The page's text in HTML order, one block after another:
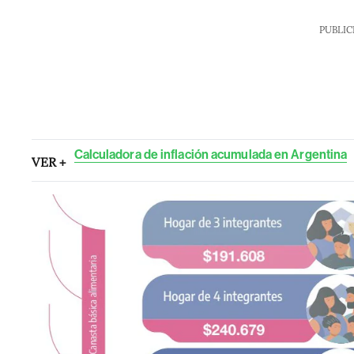
VER + Calculadora de inflación acumulada en Argentina